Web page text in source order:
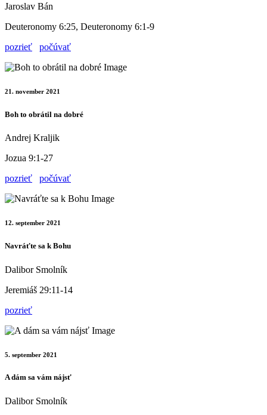
Jaroslav Bán
Deuteronomy 6:25, Deuteronomy 6:1-9
pozrieť
počúvať
21. november 2021
Boh to obrátil na dobré
Andrej Kraljik
Jozua 9:1-27
pozrieť
počúvať
12. september 2021
Navráťte sa k Bohu
Dalibor Smolník
Jeremiáš 29:11-14
pozrieť
5. september 2021
A dám sa vám nájsť
Dalibor Smolník